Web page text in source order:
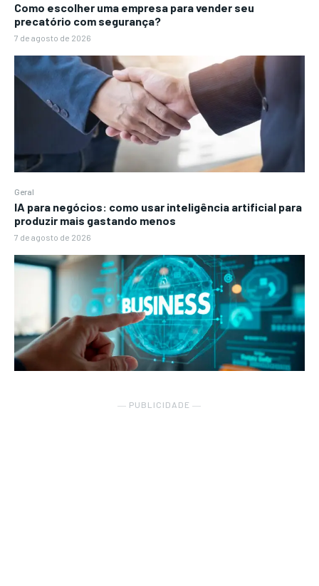
Como escolher uma empresa para vender seu
precatório com segurança?
7 de agosto de 2026
Geral
IA para negócios: como usar inteligência artificial para
produzir mais gastando menos
7 de agosto de 2026
― PUBLICIDADE ―